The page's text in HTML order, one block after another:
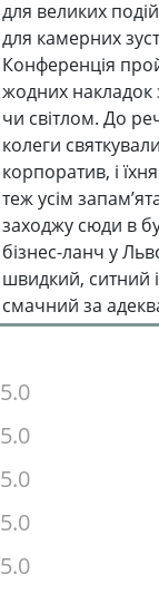
для великих
для камерних
Конференція
жодних накладок
чи світлом. До
колеги
корпоратив, і
теж усім
заходжу сюди в
бізнес-ланч у
швидкий, ситний
смачний за
5.0
5.0
5.0
5.0
5.0